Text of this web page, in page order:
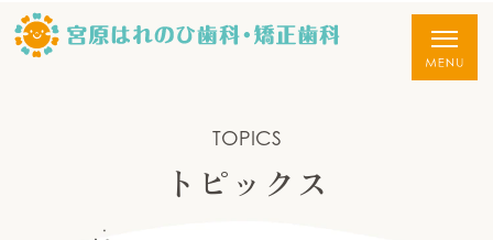
TOPICS
トピックス